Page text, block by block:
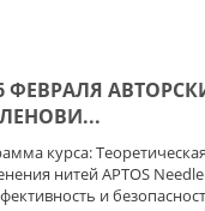
ФЕВРАЛЯ
курса:
нитей APTOS
и